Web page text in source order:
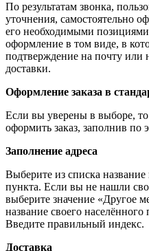
По результатам звонка,
уточнения, самостоятельно
его необходимыми
оформление в том виде, в
подтверждение на почту
доставки.
Оформление заказа в
Если вы уверены в выборе,
оформить заказ, заполнив по
Заполнение адреса
Выберите из списка
пункта. Если вы не нашли
выберите значение «Другое
название своего
Введите правильный индекс.
Доставка